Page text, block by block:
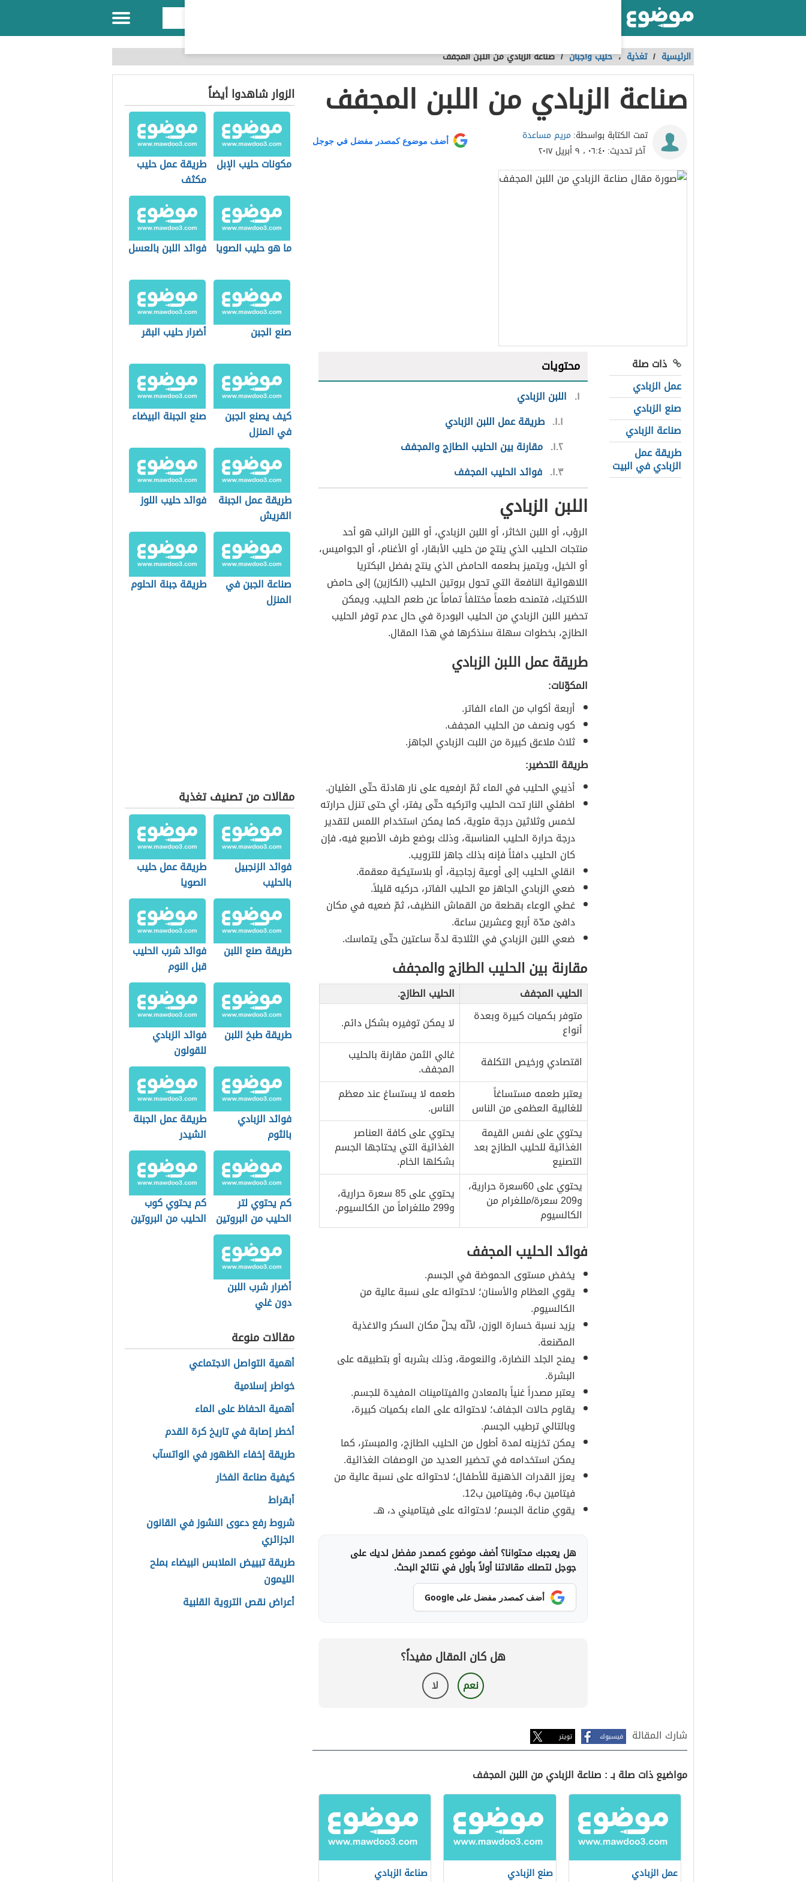
الرئيسية / تغذية ،حليب وأجبان /صناعة الزبادي من اللبن المجفف
صناعة الزبادي من اللبن المجفف
تمت الكتابة بواسطة: مريم مساعدة
آخر تحديث: ٠٦:٤٠ ، ٩ أبريل ٢٠١٧
أضف موضوع كمصدر مفضل في جوجل
ذات صلة
عمل الزبادي
صنع الزبادي
صناعة الزبادي
طريقة عمل
الزبادي في البيت
محتويات
١ اللبن الزبادي
١.١ طريقة عمل اللبن الزبادي
١.٢ مقارنة بين الحليب الطازج والمجفف
١.٣ فوائد الحليب المجفف
اللبن الزبادي
الروْب، أو اللبن الخاثر، أو اللبن الزبادي، أو اللبن الرائب هو أحد
منتجات الحليب الذي ينتج من حليب الأبقار، أو الأغنام، أو الجواميس،
أو الخيل، ويتميز بطعمه الحامض الذي ينتج بفضل البكتريا
اللاهوائية النافعة التي تحول بروتين الحليب (الكازين) إلى حامض
اللاكتيك، فتمنحه طعماً مختلفاً تماماً عن طعم الحليب. ويمكن
تحضير اللبن الزبادي من الحليب البودرة في حال عدم توفر الحليب
الطازج، بخطوات سهلة سنذكرها في هذا المقال.
طريقة عمل اللبن الزبادي
المكوّنات:
أربعة أكواب من الماء الفاتر.
كوب ونصف من الحليب المجفف.
ثلاث ملاعق كبيرة من اللبت الزبادي الجاهز.
طريقة التحضير:
أذيبي الحليب في الماء ثمّ ارفعيه على نار هادئة حتّى الغليان.
اطفئي النار تحت الحليب واتركيه حتّى يفتر، أي حتى تنزل حرارته
لخمس وثلاثين درجة مئوية، كما يمكن استخدام اللمس لتقدير
درجة حرارة الحليب المناسبة، وذلك بوضع طرف الأصبع فيه، فإن
كان الحليب دافئاً فإنه بذلك جاهز للترويب.
انقلي الحليب إلى أوعية زجاجية، أو بلاستيكية معقمة.
ضعي الزبادي الجاهز مع الحليب الفاتر، حركيه قليلاً.
غطي الوعاء بقطعة من القماش النظيف، ثمّ ضعيه في مكان
دافئ مدّة أربع وعشرين ساعة.
ضعي اللبن الزبادي في الثلاجة لدةّ ساعتين حتّى يتماسك.
مقارنة بين الحليب الطازج والمجفف
الحليب المجفف
الحليب الطازج.
متوفر بكميات كبيرة وبعدة
أنواع لا يمكن توفيره بشكل دائم.
اقتصادي ورخيص التكلفة غالي الثمن مقارنة بالحليب
المجفف.
يعتبر طعمه مستساغاً
للغالبية العظمى من الناس
طعمه لا يستساغ عند معظم
الناس.
يحتوي على نفس القيمة
الغذائية للحليب الطازج بعد
التصنيع
يحتوي على كافة العناصر
الغذائية التي يحتاجها الجسم
بشكلها الخام.
يحتوي على 60سعرة حرارية،
و209 سعرة/مللغرام من
الكالسيوم
يحتوي على 85 سعرة حرارية،
و299 مللغراماً من الكالسيوم.
فوائد الحليب المجفف
يخفض مستوى الحموضة في الجسم.
يقوي العظام والأسنان؛ لاحتوائه على نسبة عالية من
الكالسيوم.
يزيد نسبة خسارة الوزن، لأنّه يحلّ مكان السكر والاغذية
المصّنعة.
يمنح الجلد النضارة، والنعومة، وذلك بشربه أو بتطبيقه على
البشرة.
يعتبر مصدراً غنياً بالمعادن والفيتامينات المفيدة للجسم.
يقاوم حالات الجفاف؛ لاحتوائه على الماء بكميات كبيرة،
وبالتالي ترطيب الجسم.
يمكن تخزينه لمدة أطول من الحليب الطازج، والمبستر، كما
يمكن استخدامه في تحضير العديد من الوصفات الغذائية.
يعزز القدرات الذهنية للأطفال؛ لاحتوائه على نسبة عالية من
فيتامين ب6، وفيتامين ب12.
يقوي مناعة الجسم؛ لاحتوائه على فيتاميني د، هـ.
هل يعجبك محتوانا؟ أضف موضوع كمصدر مفضل لديك على
جوجل لتصلك مقالاتنا أولاً بأول في نتائج البحث.
أضف كمصدر مفضل على Google
هل كان المقال مفيداً؟
نعم لا
شارك المقالة فيسبوك تويتر
مواضيع ذات صلة بـ : صناعة الزبادي من اللبن المجفف
عمل الزبادي صنع الزبادي صناعة الزبادي
الزوار شاهدوا أيضاً
مكونات حليب الإبل طريقة عمل حليب
مكثف
ما هو حليب الصويا فوائد اللبن بالعسل
صنع الجبن أضرار حليب البقر
كيف يصنع الجبن
في المنزل
صنع الجبنة البيضاء
طريقة عمل الجبنة
القريش
فوائد حليب اللوز
صناعة الجبن في
المنزل
طريقة جبنة الحلوم
مقالات من تصنيف تغذية
فوائد الزنجبيل
بالحليب
طريقة عمل حليب
الصويا
طريقة صنع اللبن
فوائد شرب الحليب
قبل النوم
طريقة طبخ اللبن
فوائد الزبادي
للقولون
فوائد الزبادي
بالثوم
طريقة عمل الجبنة
الشيدر
كم يحتوي لتر
الحليب من البروتين
كم يحتوي كوب
الحليب من البروتين
أضرار شرب اللبن
دون غلي
مقالات منوعة
أهمية التواصل الاجتماعي
خواطر إسلامية
أهمية الحفاظ على الماء
أخطر إصابة في تاريخ كرة القدم
طريقة إخفاء الظهور في الواتسآب
كيفية صناعة الفخار
أبقراط
شروط رفع دعوى النشوز في القانون
الجزائري
طريقة تبييض الملابس البيضاء بملح
الليمون
أعراض نقص التروية القلبية